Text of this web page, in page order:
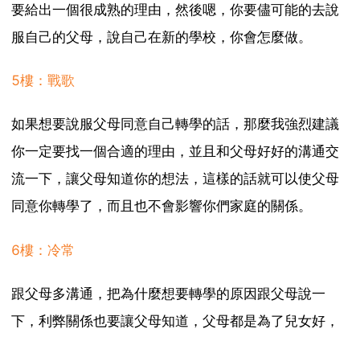
要給出一個很成熟的理由，然後嗯，你要儘可能的去說
服自己的父母，說自己在新的學校，你會怎麼做。
5樓：戰歌
如果想要說服父母同意自己轉學的話，那麼我強烈建議
你一定要找一個合適的理由，並且和父母好好的溝通交
流一下，讓父母知道你的想法，這樣的話就可以使父母
同意你轉學了，而且也不會影響你們家庭的關係。
6樓：冷常
跟父母多溝通，把為什麼想要轉學的原因跟父母說一
下，利弊關係也要讓父母知道，父母都是為了兒女好，